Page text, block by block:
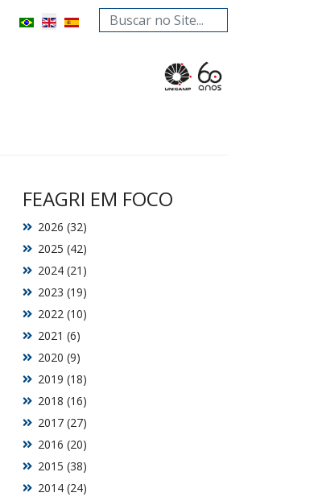
Search
...
FEAGRI EM FOCO
2014 (24)
2015 (38)
2016 (20)
2017 (27)
2018 (16)
2019 (18)
2020 (9)
2021 (6)
2022 (10)
2023 (19)
2024 (21)
2025 (42)
2026 (32)